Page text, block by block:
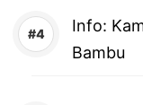
Info:
Bambu